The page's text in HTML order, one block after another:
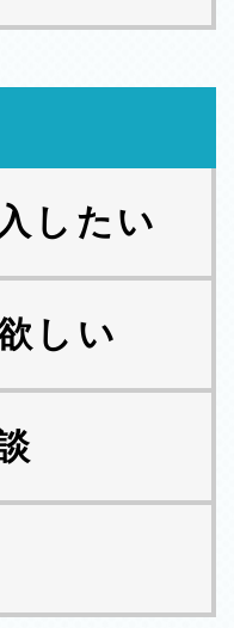
したい
しい